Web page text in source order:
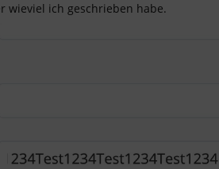
wieviel ich geschrieben habe.